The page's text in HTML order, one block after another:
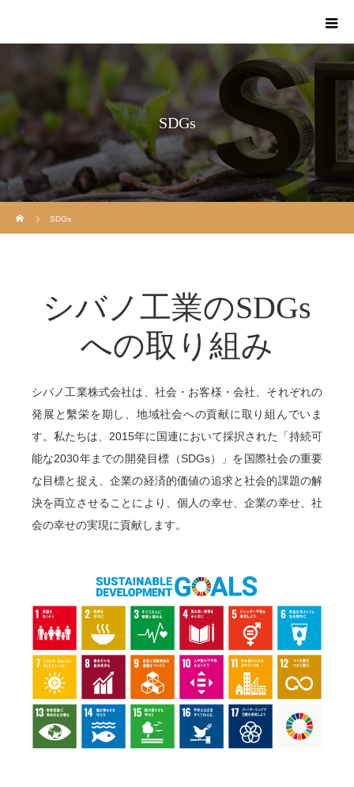
SDGs
SDGs
シバノ工業のSDGs
への取り組み
シバノ工業株式会社は、社会・お客様・会社、それぞれの
発展と繫栄を期し、地域社会への貢献に取り組んでいま
す。私たちは、2015年に国連において採択された「持続可
能な2030年までの開発⽬標（SDGs）」を国際社会の重要
な⽬標と捉え、企業の経済的価値の追求と社会的課題の解
決を両⽴させることにより、個⼈の幸せ、企業の幸せ、社
会の幸せの実現に貢献します。